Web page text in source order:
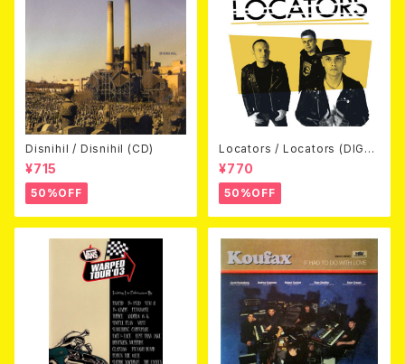
Disnihil / Disnihil (CD)
¥715
50%OFF
Locators / Locators (DIGPA
CK CD)
¥770
50%OFF